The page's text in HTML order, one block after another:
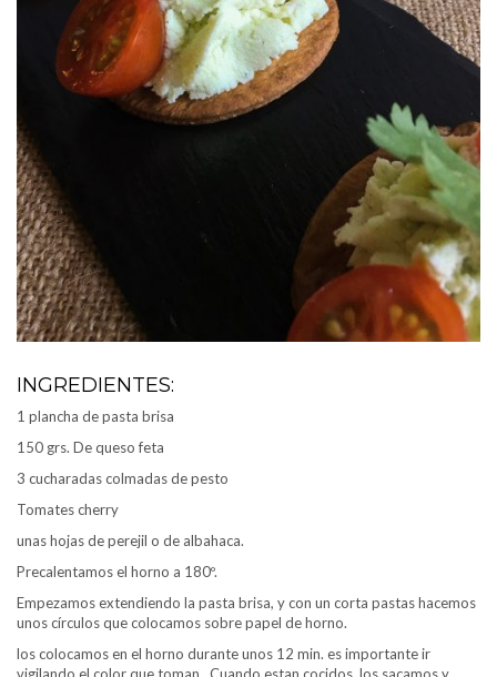
INGREDIENTES:
1 plancha de pasta brisa
150 grs. De queso feta
3 cucharadas colmadas de pesto
Tomates cherry
unas hojas de perejil o de albahaca.
Precalentamos el horno a 180º.
Empezamos extendiendo la pasta brisa, y con un corta pastas hacemos
unos círculos que colocamos sobre papel de horno.
los colocamos en el horno durante unos 12 min. es importante ir
vigilando el color que toman. Cuando estan cocidos, los sacamos y